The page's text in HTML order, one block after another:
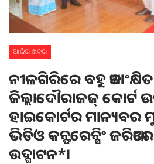
ଆଜିର ଖବର
ନୀଳଗିରିରେ ବହୁ
ଜିଲ୍ଲାଦୌରାଜଜ୍ କୋର୍ଟ
ହାଇକୋର୍ଟର ମାନ୍ୟବର
ଭିଡିଓ କନ୍ଫରେନ୍ସିଂ
ଉଦ୍ଘାଟନ*।